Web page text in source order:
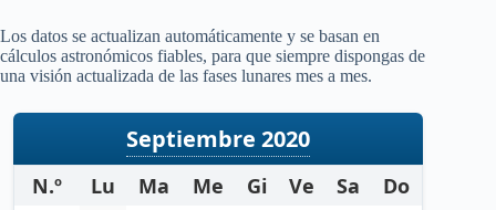
Los datos se actualizan automáticamente y se basan en
cálculos astronómicos fiables, para que siempre dispongas de
una visión actualizada de las fases lunares mes a mes.
Septiembre 2020
N.º Lu Ma Me Gi Ve Sa
Do